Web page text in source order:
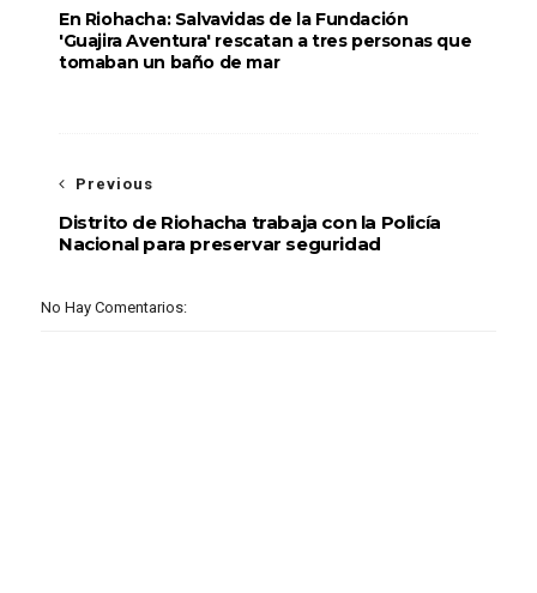
En Riohacha: Salvavidas de la Fundación
'Guajira Aventura' rescatan a tres personas que
tomaban un baño de mar
Previous
Distrito de Riohacha trabaja con la Policía
Nacional para preservar seguridad
No Hay Comentarios: